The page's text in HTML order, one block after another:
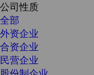
公司性质
全部
外资企业
合资企业
民营企业